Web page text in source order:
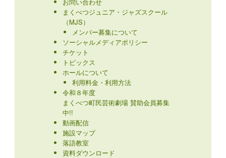
まくべつジュニア・ジャズスクール
（MJS）
メンバー募集について
ソーシャルメディアポリシー
チケット
トピックス
ホールについて
利用料金・利用方法
令和８年度
まくべつ町民芸術劇場 賛助会員募集
中!!
動画配信
施設マップ
落語教室
資料ダウンロード